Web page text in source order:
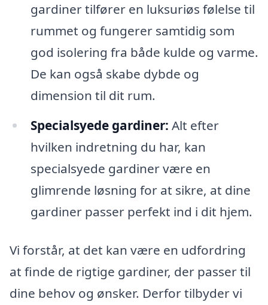
gardiner tilfører en luksuriøs følelse til
rummet og fungerer samtidig som
god isolering fra både kulde og varme.
De kan også skabe dybde og
dimension til dit rum.
Specialsyede gardiner: Alt efter
hvilken indretning du har, kan
specialsyede gardiner være en
glimrende løsning for at sikre, at dine
gardiner passer perfekt ind i dit hjem.
Vi forstår, at det kan være en udfordring
at finde de rigtige gardiner, der passer til
dine behov og ønsker. Derfor tilbyder vi